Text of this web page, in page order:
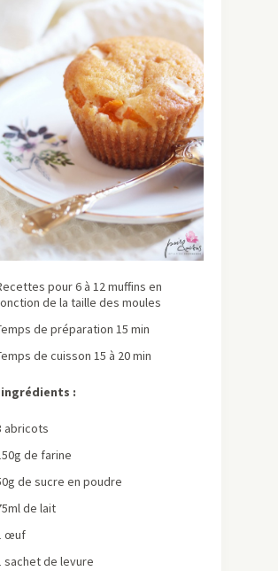
pour 6 à 12 muffins en
de la taille des moules
de préparation 15 min
de cuisson 15 à 20 min
:
abricots
de farine
de sucre en poudre
de lait
œuf
sachet de levure